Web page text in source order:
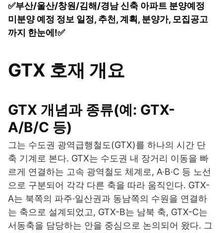
✅부산/울산/창원/김해/경남 신축 아파트 분양예정
미분양 예정 정보 일정, 추천, 계획, 분양가, 모집공고
까지 한눈에!✅
GTX 호재 개요
GTX 개념과 종류(예: GTX-
A/B/C 등)
그는 수도권 광역급행철도(GTX)를 하나의 시간 단
축 기계로 본다. GTX는 수도권 내 장거리 이동을 빠
르게 연결하는 고속 광역철도 체계로, A·B·C 등 노선
으로 구분되어 각각 다른 축을 따라 움직인다. GTX-
A는 북쪽의 파주·일산권과 동남쪽의 수원을 연결하
는 축으로 설계되었고, GTX-B는 남북 축, GTX-C는
서동축을 담당하는 안을 중심으로 논의되어 왔다. 그